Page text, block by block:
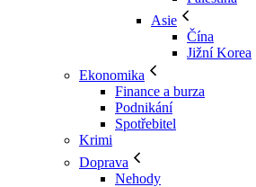
Asie
Čína
Jižní Korea
Ekonomika
Finance a burza
Podnikání
Spotřebitel
Krimi
Doprava
Nehody